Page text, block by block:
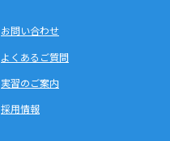
お問い合わせ
よくあるご質問
実習のご案内
採用情報